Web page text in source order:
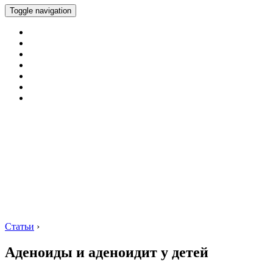
Toggle navigation
Статьи ›
Аденоиды и аденоидит у детей